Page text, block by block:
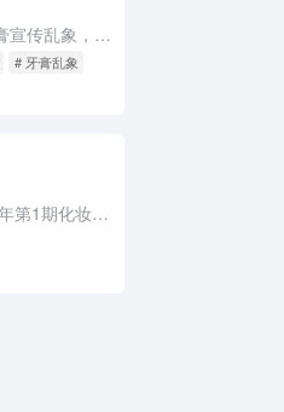
央视《每周质量报告》曝光电商平台牙膏宣传乱象，多款产品通过萝卜坑式引证自封销量第一、榜单TOP1，实为细分前缀定制榜单，如烟酰胺美白去渍热销第一等。此类宣传大字吸睛、小字免责，涉嫌违反广告法绝对化用语...
# 牙膏乱象
广州市市场监督管理局近期发布了2026年第1期化妆品监督检查通告。在2026年4月下旬至5月上旬期间，该局对市内12家化妆品生产企业进行了飞行检查。 检查结果显示，所有受检企业均存在不同程度的生产质量...